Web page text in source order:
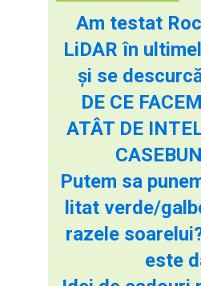
Am testat
LiDAR în
și se
DE CE
ATÂT DE
Putem sa
litat verde/
razele
este